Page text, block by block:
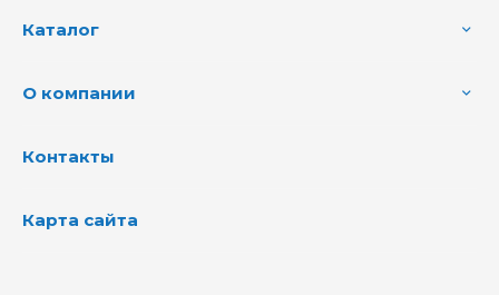
Каталог
О компании
Контакты
Карта сайта